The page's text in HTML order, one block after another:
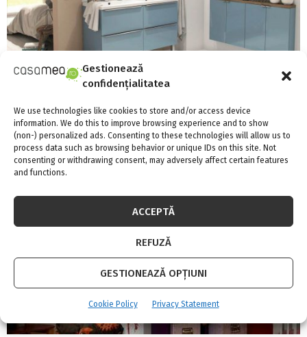
Gestionează
confidențialitatea
We use technologies like cookies to store and/or access device
information. We do this to improve browsing experience and to show
(non-) personalized ads. Consenting to these technologies will allow us to
process data such as browsing behavior or unique IDs on this site. Not
consenting or withdrawing consent, may adversely affect certain features
and functions.
ACCEPTĂ
REFUZĂ
GESTIONEAZĂ OPȚIUNI
Cookie Policy Privacy Statement
personale